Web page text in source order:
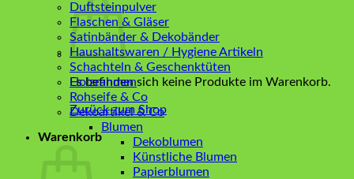
Es befinden sich keine Produkte im Warenkorb.
Zurück zum Shop
Warenkorb
Duftsteinpulver
Flaschen & Gläser
Satinbänder & Dekobänder
Haushaltswaren / Hygiene Artikeln
Schachteln & Geschenktüten
Holzrahmen
Rohseife & Co
Dekoartikel & Co
Blumen
Dekoblumen
Künstliche Blumen
Papierblumen